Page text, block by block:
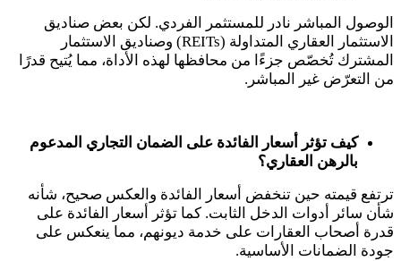
الوصول المباشر نادر للمستثمر الفردي. لكن بعض صناديق
الاستثمار العقاري المتداولة (REITs) وصناديق الاستثمار
المشترك تُخصّص جزءًا من محافظها لهذه الأداة، مما يُتيح قدرًا
من التعرّض غير المباشر .
كيف تؤثر أسعار الفائدة على الضمان التجاري المدعوم
بالرهن العقاري؟
ترتفع قيمته حين تنخفض أسعار الفائدة والعكس صحيح، شأنه
شأن سائر أدوات الدخل الثابت. كما تؤثر أسعار الفائدة على
قدرة أصحاب العقارات على خدمة ديونهم، مما ينعكس على
جودة الضمانات الأساسية.